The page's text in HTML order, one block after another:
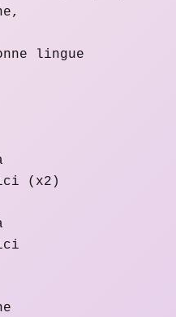
lingue
(x2)